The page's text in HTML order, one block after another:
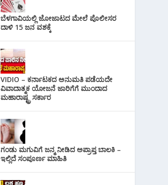
ಬೆಳಗಾವಿಯಲ್ಲಿ ಜೋಜಾಟದ ಮೇಲೆ ಪೊಲೀಸರ
ದಾಳಿ 15 ಜನ ವಶಕ್ಕೆ
VIDIO – ಕರ್ನಾಟಕದ ಅನುಮತಿ ಪಡೆಯದೇ
ವಿವಾದಾತ್ಮಕ ಯೋಜನೆ ಜಾರಿಗೆಗೆ ಮುಂದಾದ
ಮಹಾರಾಷ್ಟ್ರ ಸರ್ಕಾರ
ಗಂಡು ಮಗುವಿಗೆ ಜನ್ಮ ನೀಡಿದ ಅಪ್ರಾಪ್ತ ಬಾಲಕಿ –
ಇಲ್ಲಿದೆ ಸಂಪೂರ್ಣ ಮಾಹಿತಿ